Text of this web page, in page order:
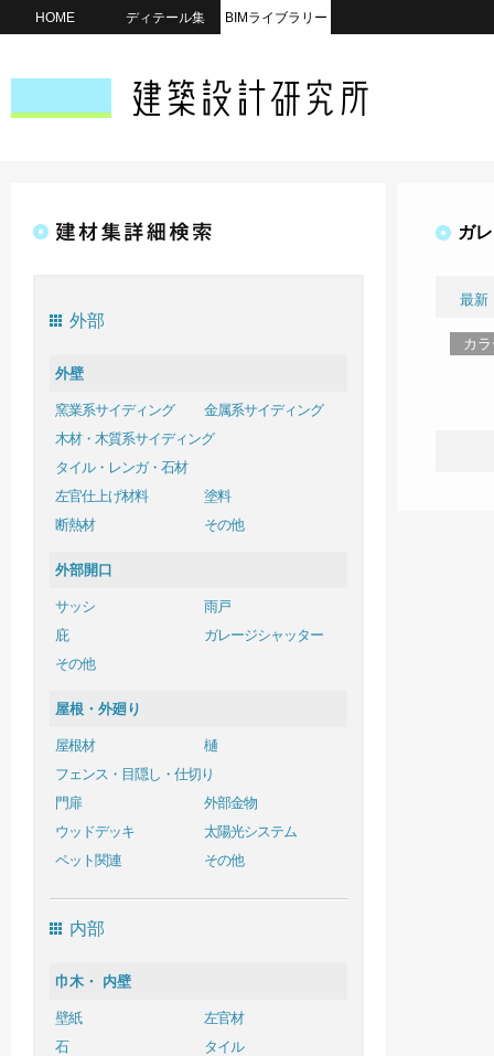
HOME ディテール集 BIMライブラリー
外部
外壁
窯業系サイディング
金属系サイディング
木材・木質系サイディング
タイル・レンガ・石材
左官仕上げ材料
塗料
断熱材
その他
外部開口
サッシ
雨戸
庇
ガレージシャッター
その他
屋根・外廻り
屋根材
樋
フェンス・目隠し・仕切り
門扉
外部金物
ウッドデッキ
太陽光システム
ペット関連
その他
内部
巾木・ 内壁
壁紙
左官材
石
タイル
ガ
最新
カ